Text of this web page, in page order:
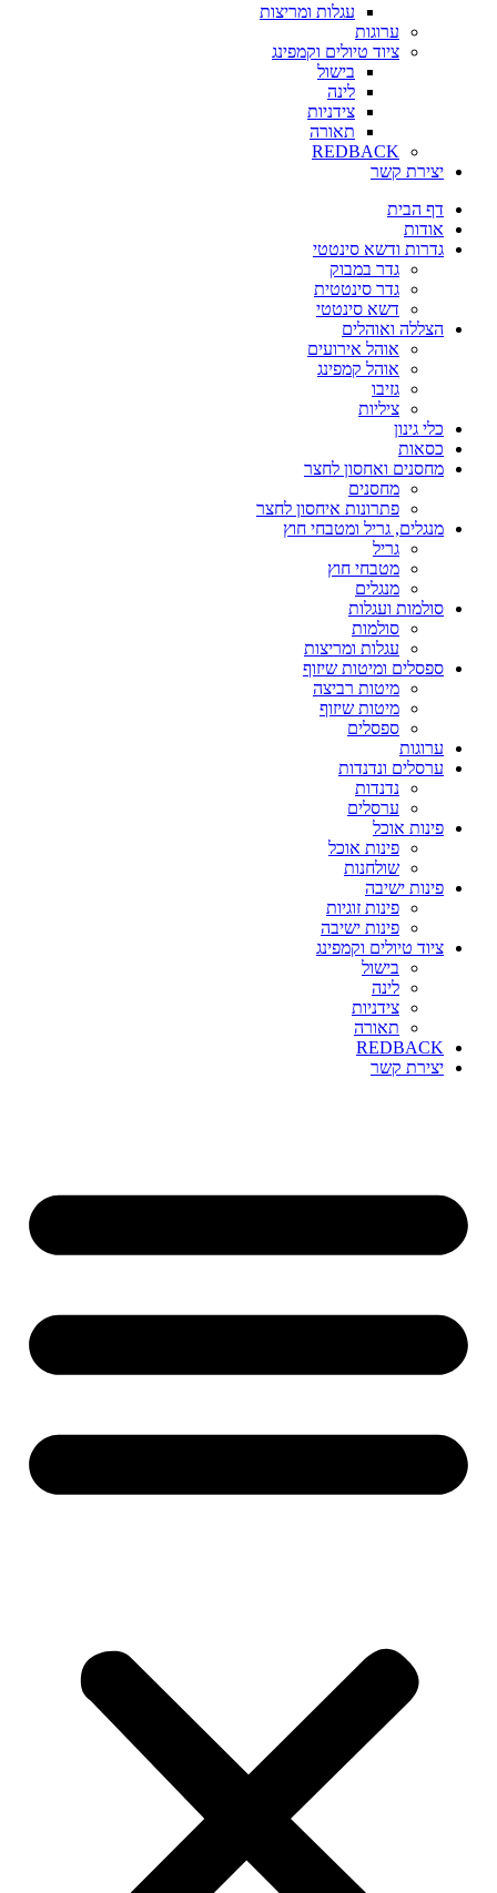
עגלות ומריצות
ערוגות
ציוד טיולים וקמפינג
בישול
לינה
צידניות
תאורה
REDBACK
יצירת קשר
דף הבית
אודות
גדרות ודשא סינטטי
גדר במבוק
גדר סינטטית
דשא סינטטי
הצללה ואוהלים
אוהל אירועים
אוהל קמפינג
גזיבו
ציליות
כלי גינון
כסאות
מחסנים ואחסון לחצר
מחסנים
פתרונות איחסון לחצר
מנגלים, גריל ומטבחי חוץ
גריל
מטבחי חוץ
מנגלים
סולמות ועגלות
סולמות
עגלות ומריצות
ספסלים ומיטות שיזוף
מיטות רביצה
מיטות שיזוף
ספסלים
ערוגות
ערסלים ונדנדות
נדנדות
ערסלים
פינות אוכל
פינות אוכל
שולחנות
פינות ישיבה
פינות זוגיות
פינות ישיבה
ציוד טיולים וקמפינג
בישול
לינה
צידניות
תאורה
REDBACK
יצירת קשר